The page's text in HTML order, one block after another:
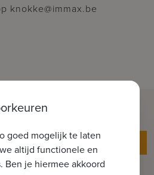
knokke@immax.be
goed mogelijk te laten
altijd functionele en
Ben je hiermee akkoord